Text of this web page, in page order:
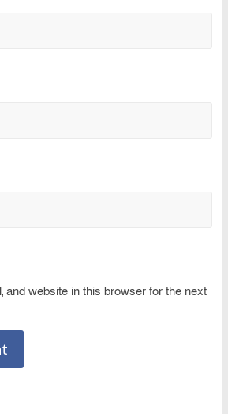
and website in this browser for the next